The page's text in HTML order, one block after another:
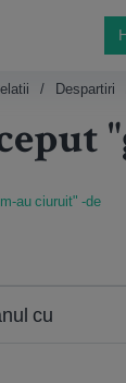
Despartiri
au ciuruit" -de
cu